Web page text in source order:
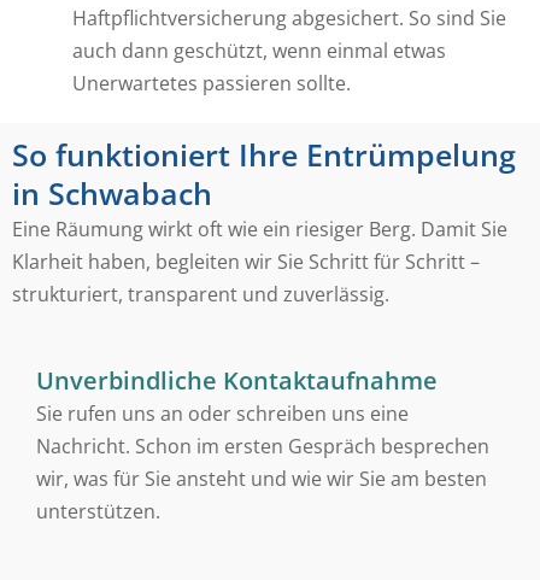
Haftpflichtversicherung abgesichert. So sind Sie
auch dann geschützt, wenn einmal etwas
Unerwartetes passieren sollte.
So funktioniert Ihre Entrümpelung
in Schwabach
Eine Räumung wirkt oft wie ein riesiger Berg. Damit Sie
Klarheit haben, begleiten wir Sie Schritt für Schritt –
strukturiert, transparent und zuverlässig.
Unverbindliche Kontaktaufnahme
Sie rufen uns an oder schreiben uns eine
Nachricht. Schon im ersten Gespräch besprechen
wir, was für Sie ansteht und wie wir Sie am besten
unterstützen.